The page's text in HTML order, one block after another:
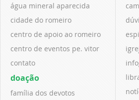
água mineral aparecida
cidade do romeiro
centro de apoio ao romeiro
centro de eventos pe. vitor
contato
doação
família dos devotos